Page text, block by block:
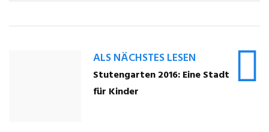
ALS NÄCHSTES LESEN
Stutengarten 2016: Eine Stadt
für Kinder